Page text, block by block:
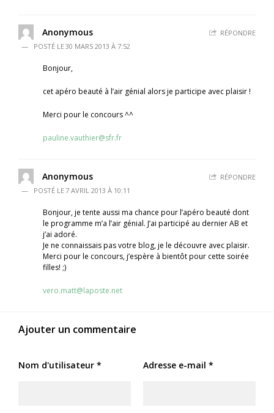
Anonymous
30 MARS 2013 À 7:52
Bonjour,
cet apéro beauté à l’air génial alors je participe avec plaisir !
Merci pour le concours ^^
pauline.vauthier@sfr.fr
RÉPONDRE
Anonymous
7 AVRIL 2013 À 10:11
Bonjour, je tente aussi ma chance pour l’apéro beauté dont
le programme m’a l’air génial. J’ai participé au dernier AB et
j’ai adoré.
Je ne connaissais pas votre blog, je le découvre avec plaisir.
Merci pour le concours, j’espère à bientôt pour cette soirée
filles! ;)
vero.matt@laposte.net
RÉPONDRE
Ajouter un commentaire
Nom d'utilisateur * Adresse e-mail *